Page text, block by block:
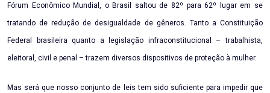
Fórum Econômico Mundial, o Brasil saltou de 82º para 62º lugar em se
tratando de redução de desigualdade de gêneros. Tanto a Constituição
Federal brasileira quanto a legislação infraconstitucional – trabalhista,
eleitoral, civil e penal – trazem diversos dispositivos de proteção à mulher.
Mas será que nosso conjunto de leis tem sido suficiente para impedir que